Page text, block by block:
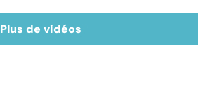
Plus de vidéos